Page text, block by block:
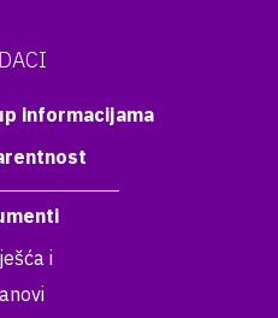
informacijama
i